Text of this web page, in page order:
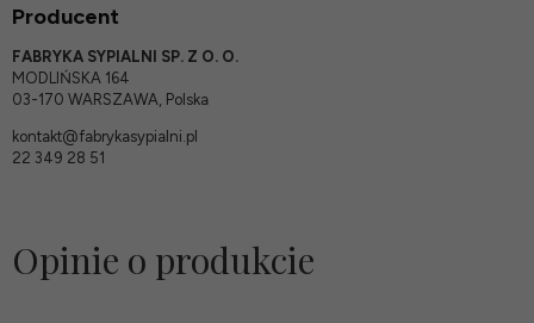
Producent
FABRYKA SYPIALNI SP. Z O. O.
MODLIŃSKA 164
03-170 WARSZAWA, Polska
kontakt@fabrykasypialni.pl
22 349 28 51
Opinie o produkcie